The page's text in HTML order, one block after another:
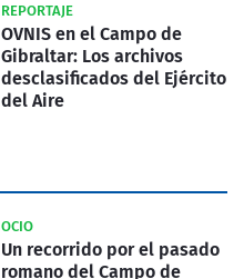
REPORTAJE
OVNIS en el Campo de
Gibraltar: Los archivos
desclasificados del Ejército
del Aire
OCIO
Un recorrido por el pasado
romano del Campo de